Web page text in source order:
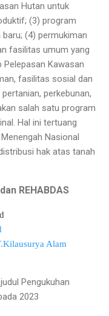
Hutan untuk
(3) program
(4) permukiman
fasilitas umum yang
Kawasan
fasilitas sosial dan
perkebunan,
salah satu program
Hal ini tertuang
Nasional
hak atas tanah
REHABDAS
Alam
Pengukuhan
2023